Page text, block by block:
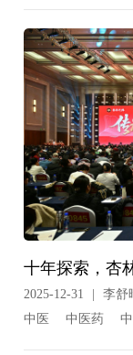
十年探索，杏
2025-12-31
李舒
中医
中医药